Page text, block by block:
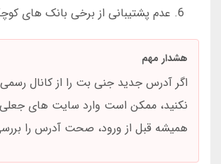
عدم پشتیبانی از برخی بانک های
هشدار مهم
اگر آدرس جدید جنی بت را از کانال
نکنید، ممکن است وارد سایت های
همیشه قبل از ورود، صحت آدرس را